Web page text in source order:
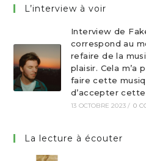
L’interview à voir
Interview de
correspond au
refaire de la
plaisir. Cela m’a
faire cette
d’accepter cette
13 OCTOBRE 2023 / 0
La lecture à écouter